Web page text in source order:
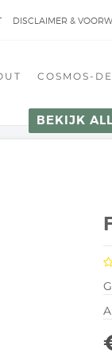
DISCLAIMER &
COSMOS-
BEKIJK